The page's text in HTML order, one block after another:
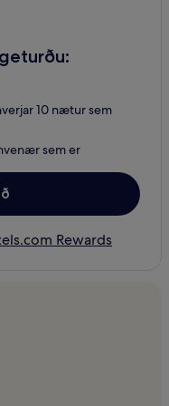
10 nætur sem
sem er
Rewards